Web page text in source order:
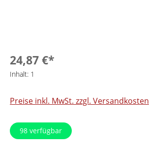
24,87 €*
Inhalt: 1
Preise inkl. MwSt. zzgl. Versandkosten
98 verfügbar